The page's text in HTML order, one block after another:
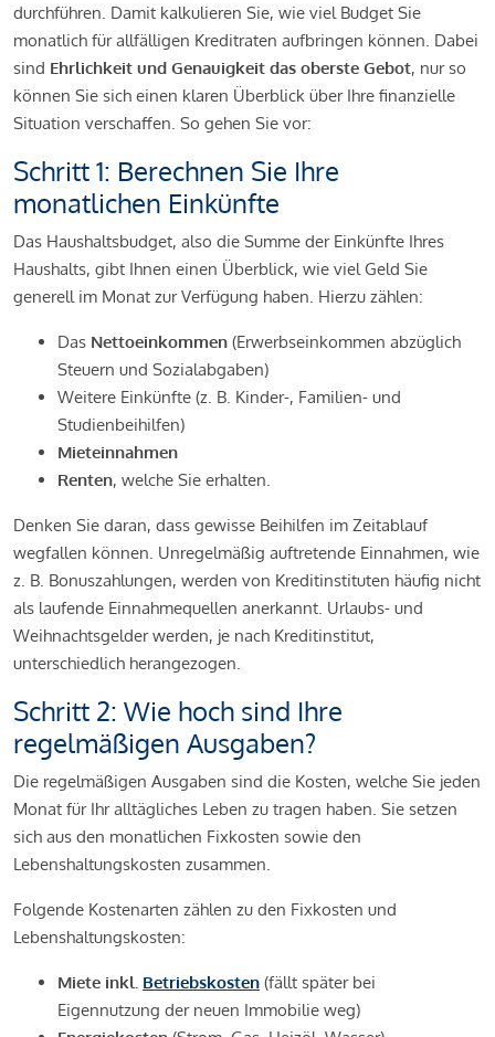
durchführen. Damit kalkulieren Sie, wie viel Budget Sie
monatlich für allfälligen Kreditraten aufbringen können. Dabei
sind Ehrlichkeit und Genauigkeit das oberste Gebot, nur so
können Sie sich einen klaren Überblick über Ihre finanzielle
Situation verschaffen. So gehen Sie vor:
Schritt 1: Berechnen Sie Ihre
monatlichen Einkünfte
Das Haushaltsbudget, also die Summe der Einkünfte Ihres
Haushalts, gibt Ihnen einen Überblick, wie viel Geld Sie
generell im Monat zur Verfügung haben. Hierzu zählen:
Das Nettoeinkommen (Erwerbseinkommen abzüglich
Steuern und Sozialabgaben)
Weitere Einkünfte (z. B. Kinder-, Familien- und
Studienbeihilfen)
Mieteinnahmen
Renten, welche Sie erhalten.
Denken Sie daran, dass gewisse Beihilfen im Zeitablauf
wegfallen können. Unregelmäßig auftretende Einnahmen, wie
z. B. Bonuszahlungen, werden von Kreditinstituten häufig nicht
als laufende Einnahmequellen anerkannt. Urlaubs- und
Weihnachtsgelder werden, je nach Kreditinstitut,
unterschiedlich herangezogen.
Schritt 2: Wie hoch sind Ihre
regelmäßigen Ausgaben?
Die regelmäßigen Ausgaben sind die Kosten, welche Sie jeden
Monat für Ihr alltägliches Leben zu tragen haben. Sie setzen
sich aus den monatlichen Fixkosten sowie den
Lebenshaltungskosten zusammen.
Folgende Kostenarten zählen zu den Fixkosten und
Lebenshaltungskosten:
Miete inkl. Betriebskosten (fällt später bei
Eigennutzung der neuen Immobilie weg)